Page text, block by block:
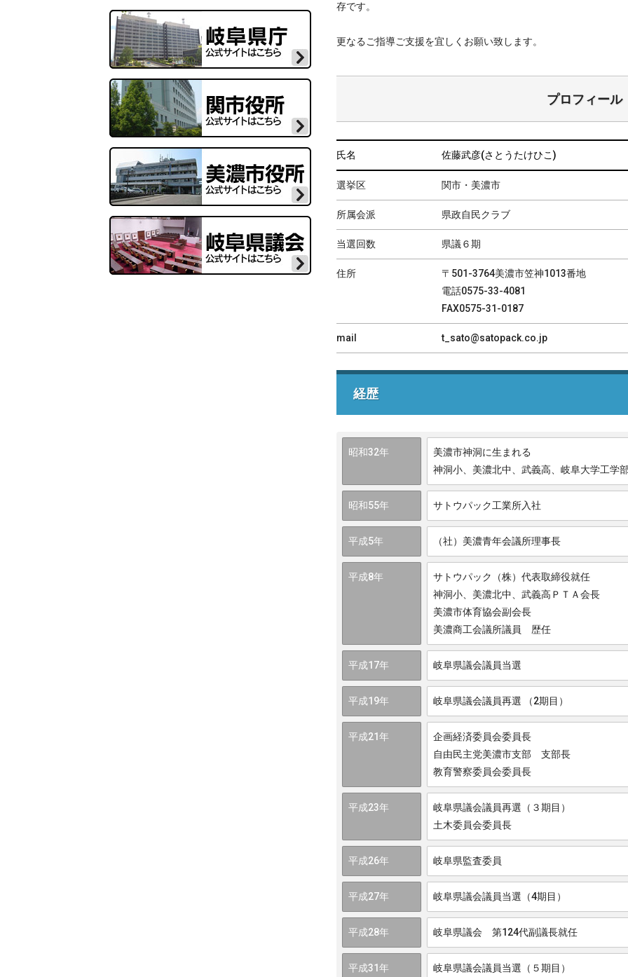
存です。
更なるご指導ご支援を宜しくお願い致します。
プロフィール
氏名 佐藤武彦(さとうたけひこ)
選挙区 関市・美濃市
所属会派 県政自民クラブ
当選回数 県議６期
住所
〒501-3764美濃市笠神1013番地
電話0575-33-4081
FAX0575-31-0187
mail t_sato@satopack.co.jp
経歴
昭和32年
美濃市神洞に生まれる
神洞小、美濃北中、武義高、岐阜大学工学
昭和55年 サトウパック工業所入社
平成5年 （社）美濃青年会議所理事長
平成8年
サトウパック（株）代表取締役就任
神洞小、美濃北中、武義高ＰＴＡ会長
美濃市体育協会副会長
美濃商工会議所議員 歴任
平成17年 岐阜県議会議員当選
平成19年 岐阜県議会議員再選 （2期目）
平成21年
企画経済委員会委員長
自由民主党美濃市支部 支部長
教育警察委員会委員長
平成23年
岐阜県議会議員再選（３期目）
土木委員会委員長
平成26年 岐阜県監査委員
平成27年 岐阜県議会議員当選（4期目）
平成28年 岐阜県議会 第124代副議長就任
平成31年 岐阜県議会議員当選（５期目）